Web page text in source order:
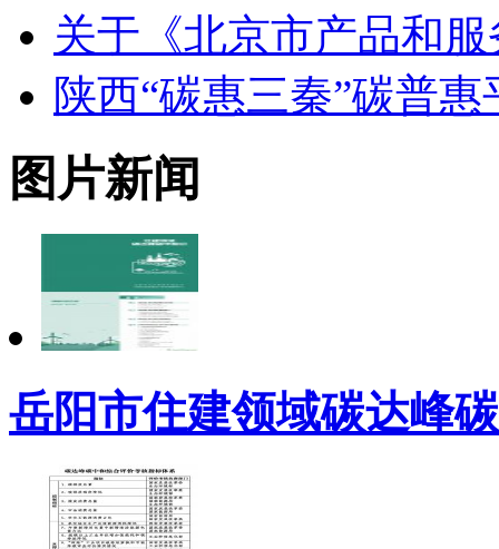
关于《北京市产品和
陕西“碳惠三秦”碳普
图片新闻
岳阳市住建领域碳达峰